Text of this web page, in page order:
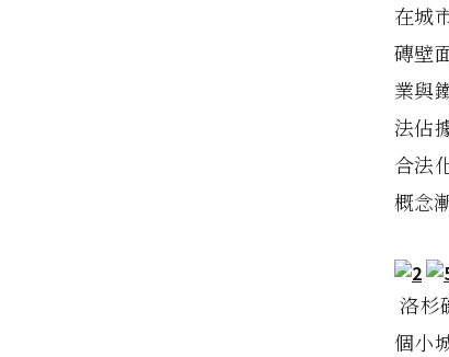
在城
磚壁
業與
法佔
合法
概念
洛杉
個小